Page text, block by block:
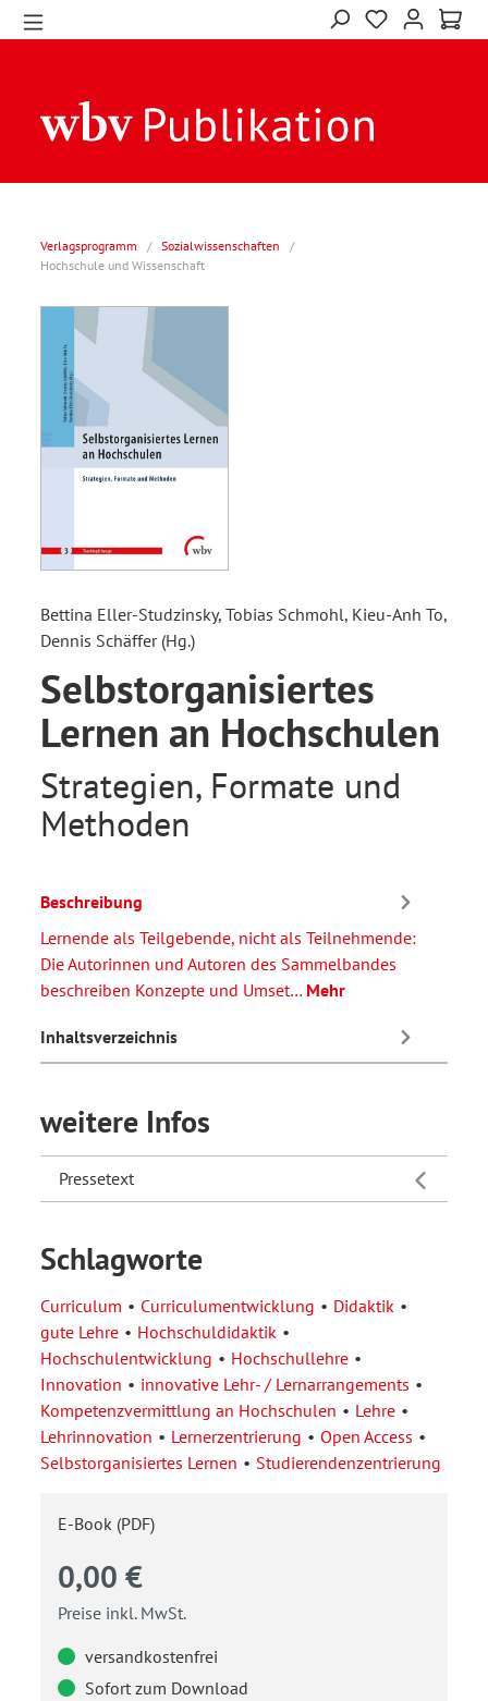
Verlagsprogramm / Sozialwissenschaften
/
Hochschule und Wissenschaft
Bettina Eller-Studzinsky, Tobias Schmohl, Kieu-Anh To,
Dennis Schäffer (Hg.)
Selbstorganisiertes
Lernen an Hochschulen
Strategien, Formate und
Methoden
Beschreibung
Lernende als Teilgebende, nicht als Teilnehmende:
Die Autorinnen und Autoren des Sammelbandes
beschreiben Konzepte und Umset… Mehr
Inhaltsverzeichnis
weitere Infos
Pressetext
Schlagworte
Curriculum Curriculumentwicklung
Didaktik
gute Lehre
Hochschuldidaktik
Hochschulentwicklung
Hochschullehre
Innovation
innovative Lehr- / Lernarrangements
Kompetenzvermittlung an Hochschulen
Lehre
Lehrinnovation
Lernerzentrierung
Open Access
Selbstorganisiertes Lernen
Studierendenzentrierung
E-Book (PDF)
0,00 €
Preise inkl. MwSt.
versandkostenfrei
Sofort zum Download